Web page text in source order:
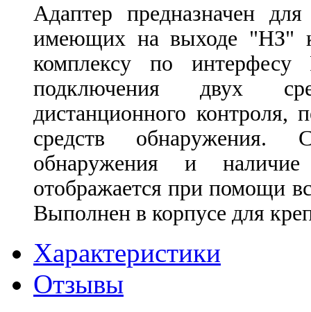
Адаптер предназначен
имеющих на выходе "НЗ"
комплексу по интерфесу
подключения двух
дистанционного контроля,
средств обнаружения.
обнаружения и
отображается при помощи
Выполнен в корпусе для
Характеристики
Отзывы